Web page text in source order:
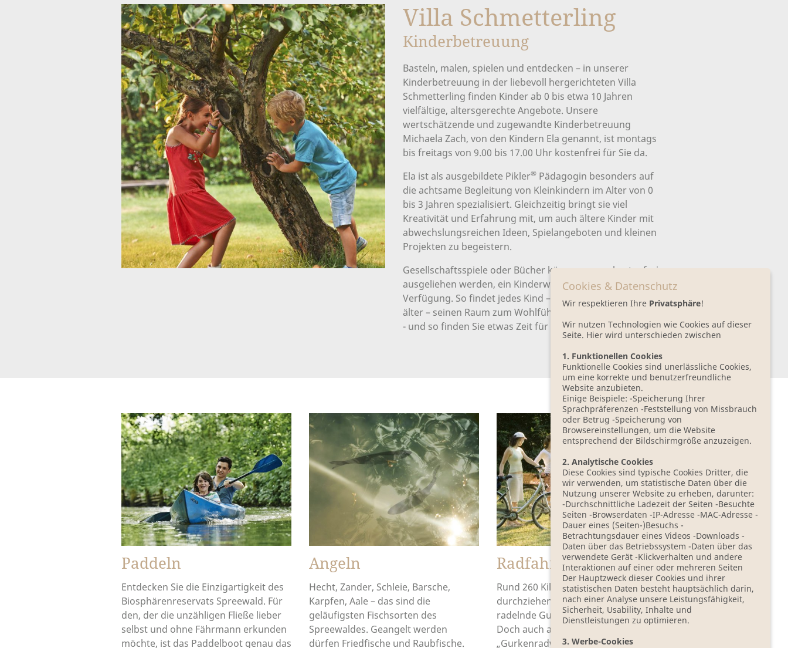
Villa Schmetterling
Kinderbetreuung
Basteln, malen, spielen und entdecken – in unserer
Kinderbetreuung in der liebevoll hergerichteten Villa
Schmetterling finden Kinder ab 0 bis etwa 10 Jahren
vielfältige, altersgerechte Angebote. Unsere
wertschätzende und zugewandte Kinderbetreuung
Michaela Zach, von den Kindern Ela genannt, ist montags
bis freitags von 9.00 bis 17.00 Uhr kostenfrei für Sie da.
Ela ist als ausgebildete Pikler® Pädagogin besonders auf
die achtsame Begleitung von Kleinkindern im Alter von 0
bis 3 Jahren spezialisiert. Gleichzeitig bringt sie viel
Kreativität und Erfahrung mit, um auch ältere Kinder mit
abwechslungsreichen Ideen, Spielangeboten und kleinen
Projekten zu begeistern.
Gesellschaftsspiele oder Bücher können gerne kostenfrei
ausgeliehen werden, ein Kinderwagen steht ebenfalls zur
Verfügung. So findet jedes Kind – ob ganz klein oder schon
älter – seinen Raum zum Wohlfühlen, Mitmachen und Sein
- und so finden Sie etwas Zeit für sich.
Paddeln
Entdecken Sie die Einzigartigkeit des
Biosphärenreservats Spreewald. Für
den, der die unzähligen Fließe lieber
selbst und ohne Fährmann erkunden
möchte, ist das Paddelboot genau das
Angeln
Hecht, Zander, Schleie, Barsche,
Karpfen, Aale – das sind die
geläufigsten Fischsorten des
Spreewaldes. Geangelt werden
dürfen Friedfische und Raubfische.
Radfahren
Rund 260 Kilometer „Gurkenradweg“
durchziehen den Spreewald und eine
radelnde Gurke weist Ihnen den Weg.
Doch auch abseits vom
„Gurkenradweg“ lädt ein
Cookies & Datenschutz
Wir respektieren Ihre Privatsphäre!
Wir nutzen Technologien wie Cookies auf dieser
Seite. Hier wird unterschieden zwischen
1. Funktionellen Cookies
Funktionelle Cookies sind unerlässliche Cookies,
um eine korrekte und benutzerfreundliche
Website anzubieten.
Einige Beispiele: -Speicherung Ihrer
Sprachpräferenzen -Feststellung von Missbrauch
oder Betrug -Speicherung von
Browsereinstellungen, um die Website
entsprechend der Bildschirmgröße anzuzeigen.
2. Analytische Cookies
Diese Cookies sind typische Cookies Dritter, die
wir verwenden, um statistische Daten über die
Nutzung unserer Website zu erheben, darunter:
-Durchschnittliche Ladezeit der Seiten -Besuchte
Seiten -Browserdaten -IP-Adresse -MAC-Adresse -
Dauer eines (Seiten-)Besuchs -
Betrachtungsdauer eines Videos -Downloads -
Daten über das Betriebssystem -Daten über das
verwendete Gerät -Klickverhalten und andere
Interaktionen auf einer oder mehreren Seiten
Der Hauptzweck dieser Cookies und ihrer
statistischen Daten besteht hauptsächlich darin,
nach einer Analyse unsere Leistungsfähigkeit,
Sicherheit, Usability, Inhalte und
Dienstleistungen zu optimieren.
3. Werbe-Cookies